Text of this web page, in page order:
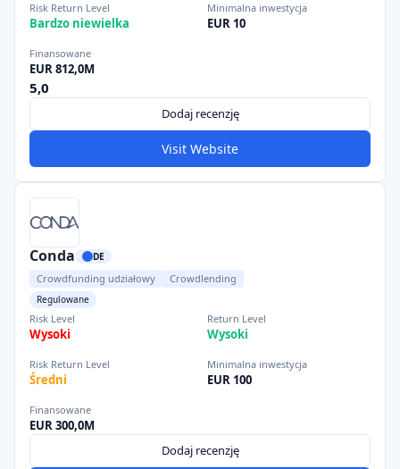
Risk Return Level
Bardzo niewielka
Minimalna inwestycja
EUR 10
Finansowane
EUR 812,0M
5,0
Dodaj recenzję
Visit Website
Conda DE
Crowdfunding udziałowy Crowdlending
Regulowane
Risk Level
Wysoki
Return Level
Wysoki
Risk Return Level
Średni
Minimalna inwestycja
EUR 100
Finansowane
EUR 300,0M
Dodaj recenzję